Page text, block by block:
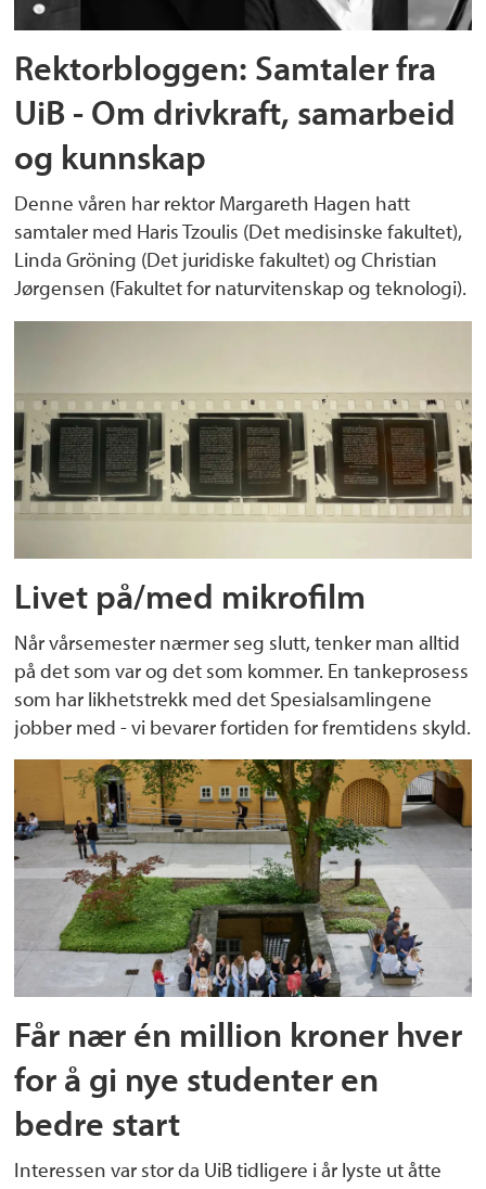
Rektorbloggen: Samtaler fra
UiB - Om drivkraft, samarbeid
og kunnskap
Denne våren har rektor Margareth Hagen hatt
samtaler med Haris Tzoulis (Det medisinske fakultet),
Linda Gröning (Det juridiske fakultet) og Christian
Jørgensen (Fakultet for naturvitenskap og teknologi).
Livet på/med mikrofilm
Når vårsemester nærmer seg slutt, tenker man alltid
på det som var og det som kommer. En tankeprosess
som har likhetstrekk med det Spesialsamlingene
jobber med - vi bevarer fortiden for fremtidens skyld.
Får nær én million kroner hver
for å gi nye studenter en
bedre start
Interessen var stor da UiB tidligere i år lyste ut åtte